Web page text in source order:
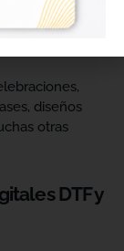
a sus
estilos,
diseños
otras
DTF y